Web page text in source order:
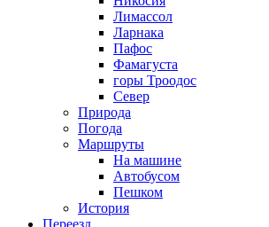
Лимассол
Ларнака
Пафос
Фамагуста
горы Троодос
Север
Природа
Погода
Маршруты
На машине
Автобусом
Пешком
История
Переезд